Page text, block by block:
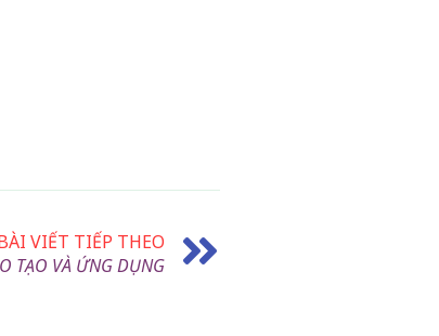
VIẾT TIẾP THEO
TẠO VÀ ỨNG DỤNG